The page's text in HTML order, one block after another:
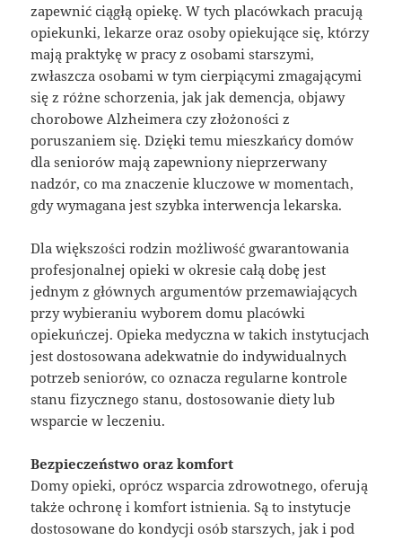
zapewnić ciągłą opiekę. W tych placówkach pracują
opiekunki, lekarze oraz osoby opiekujące się, którzy
mają praktykę w pracy z osobami starszymi,
zwłaszcza osobami w tym cierpiącymi zmagającymi
się z różne schorzenia, jak jak demencja, objawy
chorobowe Alzheimera czy złożoności z
poruszaniem się. Dzięki temu mieszkańcy domów
dla seniorów mają zapewniony nieprzerwany
nadzór, co ma znaczenie kluczowe w momentach,
gdy wymagana jest szybka interwencja lekarska.
Dla większości rodzin możliwość gwarantowania
profesjonalnej opieki w okresie całą dobę jest
jednym z głównych argumentów przemawiających
przy wybieraniu wyborem domu placówki
opiekuńczej. Opieka medyczna w takich instytucjach
jest dostosowana adekwatnie do indywidualnych
potrzeb seniorów, co oznacza regularne kontrole
stanu fizycznego stanu, dostosowanie diety lub
wsparcie w leczeniu.
Bezpieczeństwo oraz komfort
Domy opieki, oprócz wsparcia zdrowotnego, oferują
także ochronę i komfort istnienia. Są to instytucje
dostosowane do kondycji osób starszych, jak i pod